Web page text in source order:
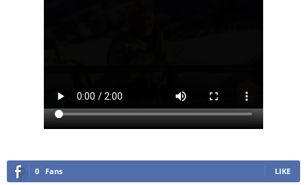
0 Fans LIKE